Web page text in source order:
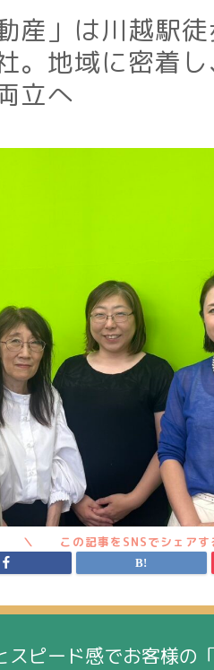
産」は川越駅
。地域に密着
立へ
スピード感でお客様の